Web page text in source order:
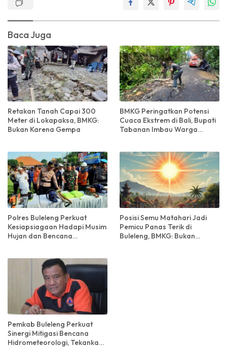
Baca Juga
Retakan Tanah Capai 300
Meter di Lokapaksa, BMKG:
Bukan Karena Gempa
BMKG Peringatkan Potensi
Cuaca Ekstrem di Bali, Bupati
Tabanan Imbau Warga
Polres Buleleng Perkuat
Kesiapsiagaan Hadapi Musim
Hujan dan Bencana
Posisi Semu Matahari Jadi
Pemicu Panas Terik di
Buleleng, BMKG: Bukan
Pemkab Buleleng Perkuat
Sinergi Mitigasi Bencana
Hidrometeorologi, Tekankan